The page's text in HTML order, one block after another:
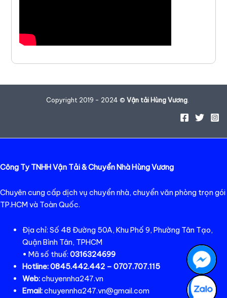
Copyright 2019 - 2024 © Vận tải Hùng Vương.
Công Ty TNHH Vận Tải & Chuyển Nhà Hùng Vương
Chuyên cung cấp dịch vụ chuyển nhà, chuyển văn phòng trọn gói
TP.HCM và Toàn Quốc.
Địa chỉ: Số 48 Đường 50A, Khu Phố 9, Phường Tân Tạo,
Quận Bình Tân, TPHCM
• Mã số thuế: 0316324699
Hotline:0845.442.442 – 0707.707.115
Web:chuyennha247.vn
Email:chuyennha247.vn@gmail.com